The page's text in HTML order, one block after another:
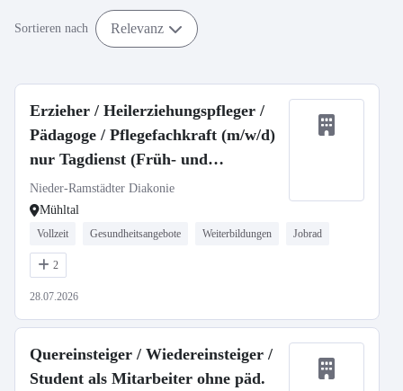
Sortieren nach Relevanz
Erzieher / Heilerziehungspfleger /
Pädagoge / Pflegefachkraft (m/w/d)
nur Tagdienst (Früh- und
Spätschicht)
Nieder-Ramstädter Diakonie
Mühltal
Vollzeit Gesundheitsangebote Weiterbildungen Jobrad
2
28.07.2026
Quereinsteiger / Wiedereinsteiger /
Student als Mitarbeiter ohne päd.